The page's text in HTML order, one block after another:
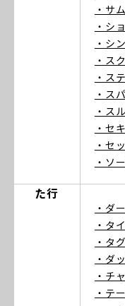
・サ
・シ
・シ
・ス
・ス
・ス
・ス
・セ
・セ
・ソ
た行
・ダ
・タ
・タ
・ダ
・チ
・テ